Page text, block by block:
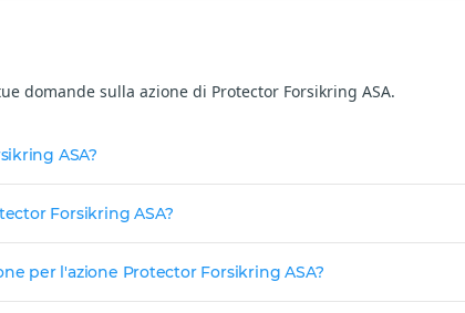
domande sulla azione di Protector Forsikring ASA.
ASA?
Forsikring ASA?
per l'azione Protector Forsikring ASA?